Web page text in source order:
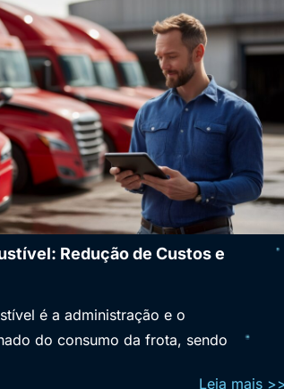
Redução de Custos e
é a administração e o
do consumo da frota, sendo
Leia mais